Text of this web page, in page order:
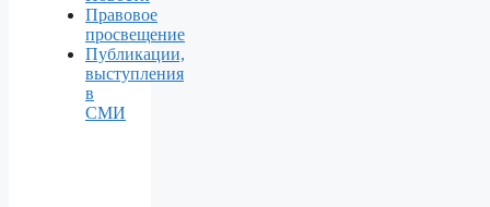
Правовое
просвещение
Публикации,
выступления
в
СМИ